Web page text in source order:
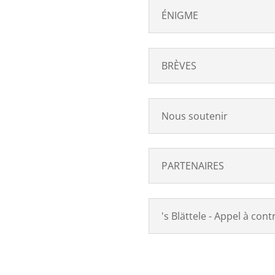
ÉNIGME
BRÈVES
Nous soutenir
PARTENAIRES
's Blättele - Appel à